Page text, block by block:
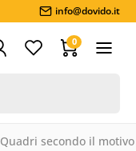
info@dovido.it
0
Quadri secondo il motivo